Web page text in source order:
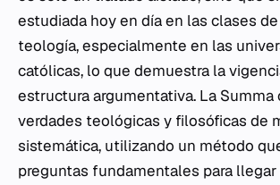
estudiada hoy en día en las clases
teología, especialmente en las
católicas, lo que demuestra la
estructura argumentativa. La Summa
verdades teológicas y filosóficas de
sistemática, utilizando un método
preguntas fundamentales para llegar